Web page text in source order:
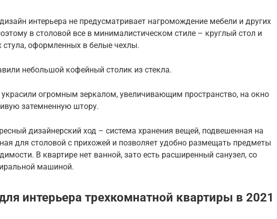
интерьера не предусматривает нагромождение мебели и других
в столовой все в минималистическом стиле – круглый стол и
стула, оформленных в белые чехлы.
небольшой кофейный столик из стекла.
украсили огромным зеркалом, увеличивающим пространство, на окно
затемненную штору.
дизайнерский ход – система хранения вещей, подвешенная на
для столовой с прихожей и позволяет удобно размещать предметы
В квартире нет ванной, зато есть расширенный санузел, со
машиной.
интерьера трехкомнатной квартиры в 2021